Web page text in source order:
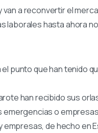
a reconvertir el
laborales hasta ahora
punto que han tenido
han recibido sus
o
de hecho en